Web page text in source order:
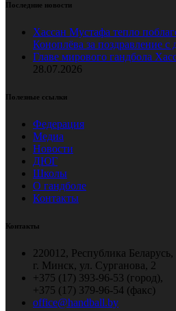
Последние новости
Хассан Мустафа тепло
Коноплёва за поздравление
Главе мирового гандбола
28.07.2026
Полезные ссылки
Федерация
Медиа
Новости
ДЮГ
Школы
О гандболе
Контакты
Контакты
220012, Республика Беларусь,
г. Минск, ул. Сурганова, 2
+375 (17) 393-96-53 (город),
+375 (17) 379-96-54 (факс)
office@handball.by